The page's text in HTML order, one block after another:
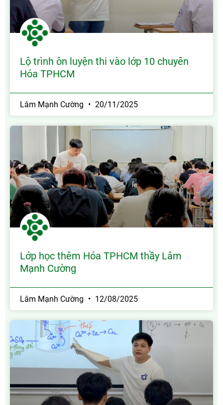
Lộ trình ôn luyện thi vào lớp 10 chuyên
Hóa TPHCM
Lâm Mạnh Cường 20/11/2025
Lớp học thêm Hóa TPHCM thầy Lâm
Mạnh Cường
Lâm Mạnh Cường 12/08/2025